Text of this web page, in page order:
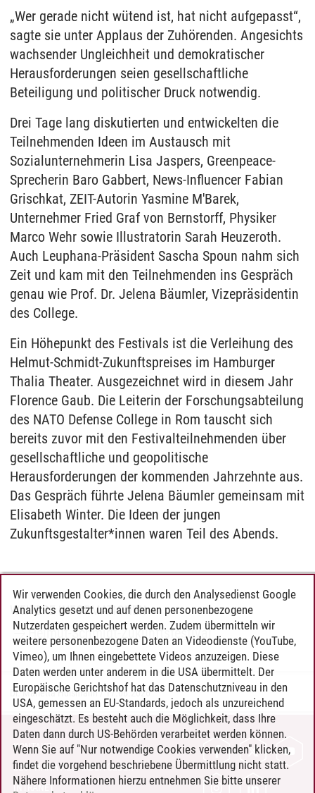
„Wer gerade nicht wütend ist, hat nicht aufgepasst“,
sagte sie unter Applaus der Zuhörenden. Angesichts
wachsender Ungleichheit und demokratischer
Herausforderungen seien gesellschaftliche
Beteiligung und politischer Druck notwendig.
Drei Tage lang diskutierten und entwickelten die
Teilnehmenden Ideen im Austausch mit
Sozialunternehmerin Lisa Jaspers, Greenpeace-
Sprecherin Baro Gabbert, News-Influencer Fabian
Grischkat, ZEIT-Autorin Yasmine M'Barek,
Unternehmer Fried Graf von Bernstorff, Physiker
Marco Wehr sowie Illustratorin Sarah Heuzeroth.
Auch Leuphana-Präsident Sascha Spoun nahm sich
Zeit und kam mit den Teilnehmenden ins Gespräch
genau wie Prof. Dr. Jelena Bäumler, Vizepräsidentin
des College.
Ein Höhepunkt des Festivals ist die Verleihung des
Helmut-Schmidt-Zukunftspreises im Hamburger
Thalia Theater. Ausgezeichnet wird in diesem Jahr
Florence Gaub. Die Leiterin der Forschungsabteilung
des NATO Defense College in Rom tauscht sich
bereits zuvor mit den Festivalteilnehmenden über
gesellschaftliche und geopolitische
Herausforderungen der kommenden Jahrzehnte aus.
Das Gespräch führte Jelena Bäumler gemeinsam mit
Elisabeth Winter. Die Ideen der jungen
Zukunftsgestalter*innen waren Teil des Abends.
WEITERE INFORMATIONEN
Helmut-Schmidt-Zukunftsfestival
Dr. Marietta Hülsmann/17.06.2026
KONTAKT
LEUPHANA ALS ARBEITGEBER
INTRANET
Wir verwenden Cookies, die durch den Analysedienst Google
Analytics gesetzt und auf denen personenbezogene
Nutzerdaten gespeichert werden. Zudem übermitteln wir
weitere personenbezogene Daten an Videodienste (YouTube,
Vimeo), um Ihnen eingebettete Videos anzuzeigen. Diese
Daten werden unter anderem in die USA übermittelt. Der
Europäische Gerichtshof hat das Datenschutzniveau in den
USA, gemessen an EU-Standards, jedoch als unzureichend
eingeschätzt. Es besteht auch die Möglichkeit, dass Ihre
Daten dann durch US-Behörden verarbeitet werden können.
Wenn Sie auf "Nur notwendige Cookies verwenden" klicken,
findet die vorgehend beschriebene Übermittlung nicht statt.
Nähere Informationen hierzu entnehmen Sie bitte unserer